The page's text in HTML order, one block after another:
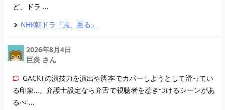
ど、ドラ ...
NHK朝ドラ『風、薫る』
2026年8月4日
巨炎 さん
GACKTの演技力を演出や脚本でカバーしようとして滑ってい
る印象…。弁護士設定なら弁舌で視聴者を惹きつけるシーンがあ
るべ ...